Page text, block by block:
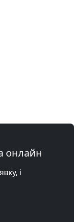
онлайн
і